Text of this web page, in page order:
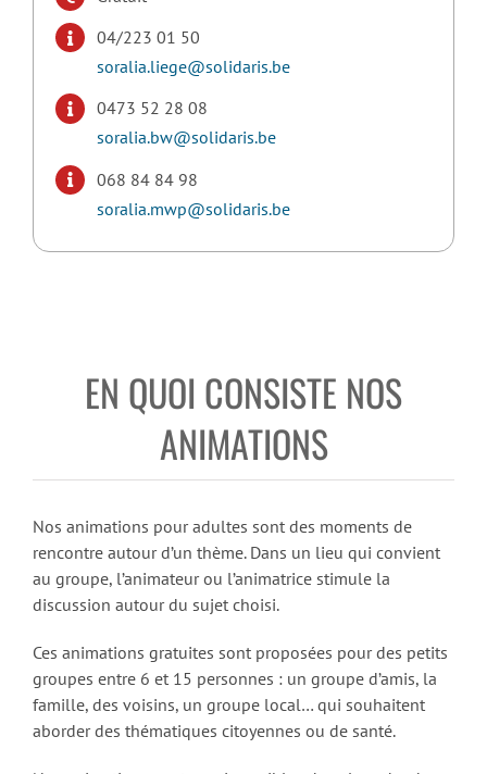
04/223 01 50
soralia.liege@solidaris.be
0473 52 28 08
soralia.bw@solidaris.be
068 84 84 98
soralia.mwp@solidaris.be
EN QUOI CONSISTE NOS
ANIMATIONS
Nos animations pour adultes sont des moments de
rencontre autour d’un thème. Dans un lieu qui convient
au groupe, l’animateur ou l’animatrice stimule la
discussion autour du sujet choisi.
Ces animations gratuites sont proposées pour des petits
groupes entre 6 et 15 personnes : un groupe d’amis, la
famille, des voisins, un groupe local… qui souhaitent
aborder des thématiques citoyennes ou de santé.